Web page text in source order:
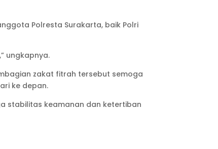
Polresta Surakarta, baik Polri
ungkapnya.
zakat fitrah tersebut semoga
ke depan.
stabilitas keamanan dan ketertiban